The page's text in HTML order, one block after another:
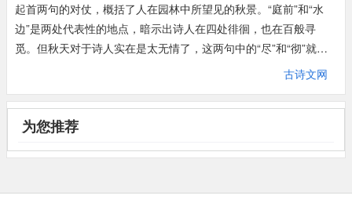
起首两句的对仗，概括了人在园林中所望见的秋景。“庭前”和“水
边”是两处代表性的地点，暗示出诗人在四处徘徊，也在百般寻
觅。但秋天对于诗人实在是太无情了，这两句中的“尽”和“彻”就不
留一点余地。这两个字也正是景句之眼。既然是“落尽梧桐”，诗人
蓉”，首先浮现在他脑海中的也必然是旧时荷花盛开的热闹景象。
枝上萧索，水面凋敝，这现实与记忆之间的巨大反差，自然会勾惹
古诗文网
为您推荐